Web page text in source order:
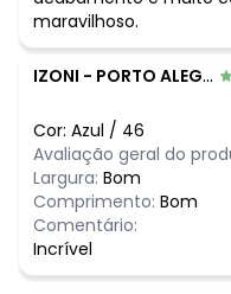
maravilhoso.
IZONI - PORTO ALEGRE - RS
Cor: Azul / 46
Avaliação geral do
Largura: Bom
Comprimento: Bom
Comentário:
Incrível